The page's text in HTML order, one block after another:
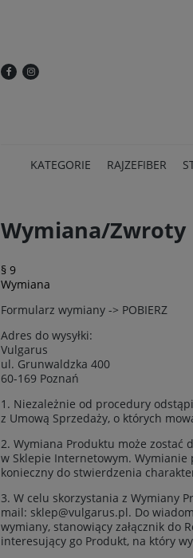
KATEGORIE RAJZEFIBER
Wymiana/Zwroty
§ 9
Wymiana
Formularz wymiany -> POBIERZ
Adres do wysyłki:
Vulgarus
ul. Grunwaldzka 400
60-169 Poznań
1. Niezależnie od procedury
z Umową Sprzedaży, o których
2. Wymiana Produktu może
w Sklepie Internetowym. Wymianie
konieczny do stwierdzenia
3. W celu skorzystania z Wymiany
mail: sklep@vulgarus.pl. Do
wymiany, stanowiący załącznik do
interesujący go Produkt, na który